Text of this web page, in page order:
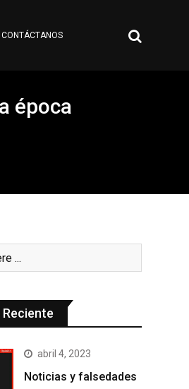
CONTÁCTANOS
época
Reciente
abril 4, 2023
Noticias y falsedades